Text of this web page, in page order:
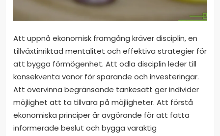
Att uppnå ekonomisk framgång kräver disciplin, en
tillväxtinriktad mentalitet och effektiva strategier för
att bygga förmögenhet. Att odla disciplin leder till
konsekventa vanor för sparande och investeringar.
Att övervinna begränsande tankesätt ger individer
möjlighet att ta tillvara på möjligheter. Att förstå
ekonomiska principer är avgörande för att fatta
informerade beslut och bygga varaktig